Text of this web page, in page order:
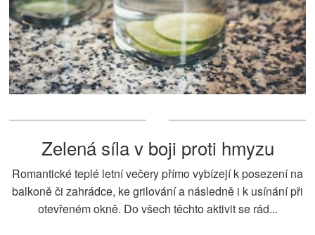
Zelená síla v boji proti hmyzu
Romantické teplé letní večery přímo vybízejí k posezení na
balkoně či zahrádce, ke grilování a následně i k usínání při
otevřeném okně. Do všech těchto aktivit se rád...